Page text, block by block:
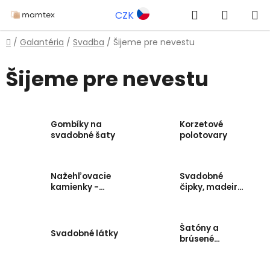
na
obsah
CZK Hľadať
KOŠÍK
Domov
/ Galantéria / Svadba / Šijeme pre nevestu
Šijeme pre nevestu
Gombíky na
svadobné šaty
Korzetové
polotovary
Nažehľovacie
kamienky -
Svadobné
čipky, madeiry
Svadobné látky
Šatóny a
brúsené